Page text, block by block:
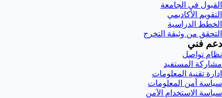
القبول في الجامعة
التقويم الأكاديمي
الخطط الدراسية
التحقق من وثيقة التخرج
دعم فني
نظام تواصل
مشاركة المستفيد
إدارة تقنية المعلومات
سياسة أمن المعلومات
سياسة الاستخدام الآمن